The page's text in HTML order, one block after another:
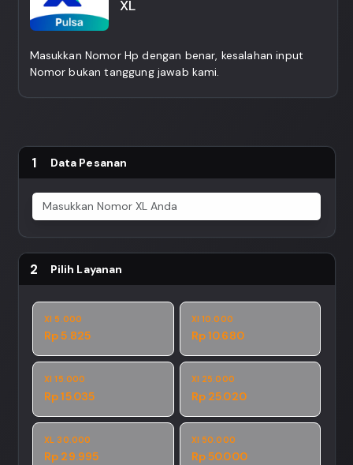
XL
Masukkan Nomor Hp dengan benar, kesalahan input
Nomor bukan tanggung jawab kami.
1 Data Pesanan
2 Pilih Layanan
Xl 5.000
Rp 5.825
Xl 10.000
Rp 10.680
Xl 15.000
Rp 15.035
Xl 25.000
Rp 25.020
XL 30.000
Rp 29.995
Xl 50.000
Rp 50.000